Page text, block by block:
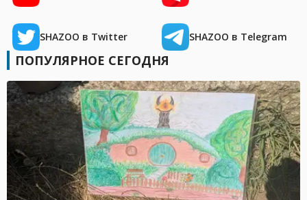
SHAZOO в Twitter SHAZOO в Telegram
ПОПУЛЯРНОЕ СЕГОДНЯ